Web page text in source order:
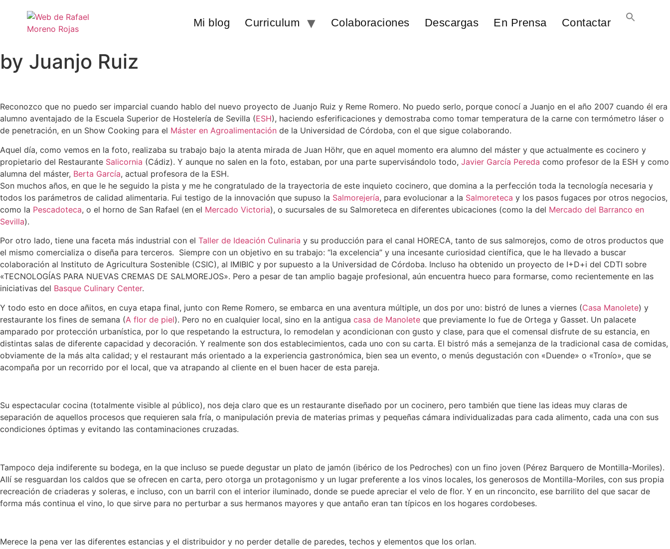
Mi blog Curriculum Colaboraciones Descargas En Prensa Contactar
by Juanjo Ruiz
Reconozco que no puedo ser imparcial cuando hablo del nuevo proyecto de Juanjo Ruiz y Reme Romero. No puedo serlo, porque conocí a Juanjo en el año 2007 cuando él era
alumno aventajado de la Escuela Superior de Hostelería de Sevilla (ESH), haciendo esferificaciones y demostraba como tomar temperatura de la carne con termómetro láser o
de penetración, en un Show Cooking para el Máster en Agroalimentación de la Universidad de Córdoba, con el que sigue colaborando.
Aquel día, como vemos en la foto, realizaba su trabajo bajo la atenta mirada de Juan Höhr, que en aquel momento era alumno del máster y que actualmente es cocinero y
propietario del Restaurante Salicornia (Cádiz). Y aunque no salen en la foto, estaban, por una parte supervisándolo todo, Javier García Pereda como profesor de la ESH y como
alumna del máster, Berta García, actual profesora de la ESH.
Son muchos años, en que le he seguido la pista y me he congratulado de la trayectoria de este inquieto cocinero, que domina a la perfección toda la tecnología necesaria y
todos los parámetros de calidad alimentaria. Fui testigo de la innovación que supuso la Salmorejería, para evolucionar a la Salmoreteca y los pasos fugaces por otros negocios,
como la Pescadoteca, o el horno de San Rafael (en el Mercado Victoria), o sucursales de su Salmoreteca en diferentes ubicaciones (como la del Mercado del Barranco en
Sevilla).
Por otro lado, tiene una faceta más industrial con el Taller de Ideación Culinaria y su producción para el canal HORECA, tanto de sus salmorejos, como de otros productos que
el mismo comercializa o diseña para terceros. Siempre con un objetivo en su trabajo: “la excelencia” y una incesante curiosidad científica, que le ha llevado a buscar
colaboración al Instituto de Agricultura Sostenible (CSIC), al IMIBIC y por supuesto a la Universidad de Córdoba. Incluso ha obtenido un proyecto de I+D+i del CDTI sobre
«TECNOLOGÍAS PARA NUEVAS CREMAS DE SALMOREJOS». Pero a pesar de tan amplio bagaje profesional, aún encuentra hueco para formarse, como recientemente en las
iniciativas del Basque Culinary Center.
Y todo esto en doce añitos, en cuya etapa final, junto con Reme Romero, se embarca en una aventura múltiple, un dos por uno: bistró de lunes a viernes (Casa Manolete) y
restaurante los fines de semana (A flor de piel). Pero no en cualquier local, sino en la antigua casa de Manolete que previamente lo fue de Ortega y Gasset. Un palacete
amparado por protección urbanística, por lo que respetando la estructura, lo remodelan y acondicionan con gusto y clase, para que el comensal disfrute de su estancia, en
distintas salas de diferente capacidad y decoración. Y realmente son dos establecimientos, cada uno con su carta. El bistró más a semejanza de la tradicional casa de comidas,
obviamente de la más alta calidad; y el restaurant más orientado a la experiencia gastronómica, bien sea un evento, o menús degustación con «Duende» o «Tronío», que se
acompaña por un recorrido por el local, que va atrapando al cliente en el buen hacer de esta pareja.
Su espectacular cocina (totalmente visible al público), nos deja claro que es un restaurante diseñado por un cocinero, pero también que tiene las ideas muy claras de
separación de aquellos procesos que requieren sala fría, o manipulación previa de materias primas y pequeñas cámara individualizadas para cada alimento, cada una con sus
condiciones óptimas y evitando las contaminaciones cruzadas.
Tampoco deja indiferente su bodega, en la que incluso se puede degustar un plato de jamón (ibérico de los Pedroches) con un fino joven (Pérez Barquero de Montilla-Moriles).
Allí se resguardan los caldos que se ofrecen en carta, pero otorga un protagonismo y un lugar preferente a los vinos locales, los generosos de Montilla-Moriles, con sus propia
recreación de criaderas y soleras, e incluso, con un barril con el interior iluminado, donde se puede apreciar el velo de flor. Y en un rinconcito, ese barrilito del que sacar de
forma más continua el vino, lo que sirve para no perturbar a sus hermanos mayores y que antaño eran tan típicos en los hogares cordobeses.
Merece la pena ver las diferentes estancias y el distribuidor y no perder detalle de paredes, techos y elementos que los orlan.